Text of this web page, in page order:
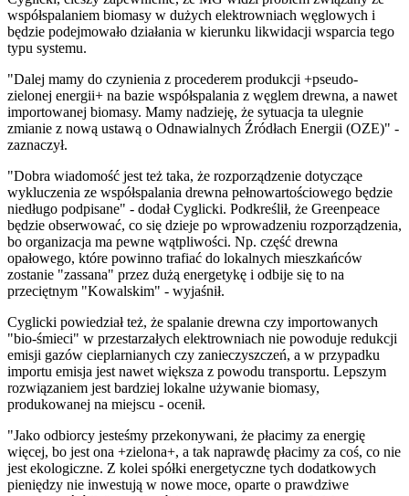
współspalaniem biomasy w dużych elektrowniach węglowych i
będzie podejmowało działania w kierunku likwidacji wsparcia tego
typu systemu.
"Dalej mamy do czynienia z procederem produkcji +pseudo-
zielonej energii+ na bazie współspalania z węglem drewna, a nawet
importowanej biomasy. Mamy nadzieję, że sytuacja ta ulegnie
zmianie z nową ustawą o Odnawialnych Źródłach Energii (OZE)" -
zaznaczył.
"Dobra wiadomość jest też taka, że rozporządzenie dotyczące
wykluczenia ze współspalania drewna pełnowartościowego będzie
niedługo podpisane" - dodał Cyglicki. Podkreślił, że Greenpeace
będzie obserwować, co się dzieje po wprowadzeniu rozporządzenia,
bo organizacja ma pewne wątpliwości. Np. część drewna
opałowego, które powinno trafiać do lokalnych mieszkańców
zostanie "zassana" przez dużą energetykę i odbije się to na
przeciętnym "Kowalskim" - wyjaśnił.
Cyglicki powiedział też, że spalanie drewna czy importowanych
"bio-śmieci" w przestarzałych elektrowniach nie powoduje redukcji
emisji gazów cieplarnianych czy zanieczyszczeń, a w przypadku
importu emisja jest nawet większa z powodu transportu. Lepszym
rozwiązaniem jest bardziej lokalne używanie biomasy,
produkowanej na miejscu - ocenił.
"Jako odbiorcy jesteśmy przekonywani, że płacimy za energię
więcej, bo jest ona +zielona+, a tak naprawdę płacimy za coś, co nie
jest ekologiczne. Z kolei spółki energetyczne tych dodatkowych
pieniędzy nie inwestują w nowe moce, oparte o prawdziwe